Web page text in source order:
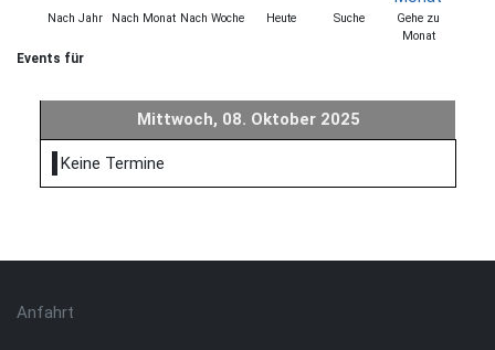
Nach Jahr Nach Monat Nach Woche Heute Suche
Gehe zu
Monat
Events für
Mittwoch, 08. Oktober 2025
Keine Termine
Anfahrt